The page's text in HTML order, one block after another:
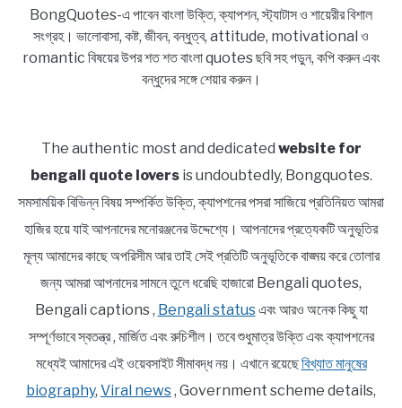
BongQuotes-এ পাবেন বাংলা উক্তি, ক্যাপশন, স্ট্যাটাস ও শায়েরীর বিশাল
সংগ্রহ। ভালোবাসা, কষ্ট, জীবন, বন্ধুত্ব, attitude, motivational ও
romantic বিষয়ের উপর শত শত বাংলা quotes ছবি সহ পড়ুন, কপি করুন এবং
বন্ধুদের সঙ্গে শেয়ার করুন।
The authentic most and dedicated website for
bengali quote loversis undoubtedly, Bongquotes.
সমসাময়িক বিভিন্ন বিষয় সম্পর্কিত উক্তি, ক্যাপশনের পসরা সাজিয়ে প্রতিনিয়ত আমরা
হাজির হয়ে যাই আপনাদের মনোরঞ্জনের উদ্দেশ্যে। আপনাদের প্রত্যেকটি অনুভূতির
মূল্য আমাদের কাছে অপরিসীম আর তাই সেই প্রতিটি অনুভূতিকে বাঙ্ময় করে তোলার
জন্য আমরা আপনাদের সামনে তুলে ধরেছি হাজারো Bengali quotes,
Bengali captions , Bengali statusএবং আরও অনেক কিছু যা
সম্পূর্ণভাবে স্বতন্ত্র , মার্জিত এবং রুচিশীল। তবে শুধুমাত্র উক্তি এবং ক্যাপশনের
মধ্যেই আমাদের এই ওয়েবসাইট সীমাবদ্ধ নয়। এখানে রয়েছেবিখ্যাত মানুষের
biography, Viral news, Government scheme details,